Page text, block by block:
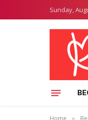
Sunday,
Home »